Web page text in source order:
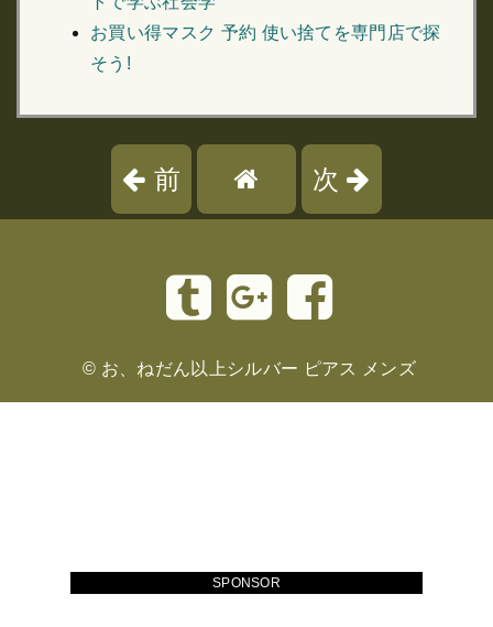
お買い得マスク 予約 使い捨てを専門店で探
そう!
前 次
© お、ねだん以上シルバー ピアス メンズ
SPONSOR